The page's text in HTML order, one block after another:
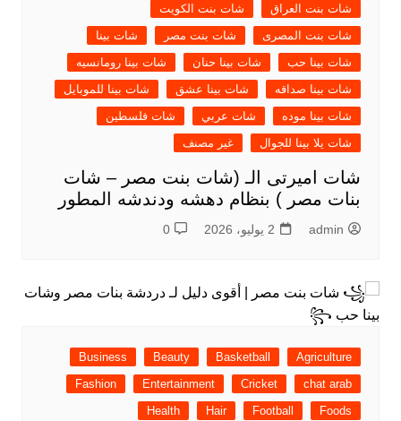
شات بنت العراق
شات بنت الكويت
شات بنت المصرى
شات بنت مصر
شات بينا
شات بينا حب
شات بينا حنان
شات بينا رومانسيه
شات بينا صداقه
شات بينا عشق
شات بينا للموبايل
شات بينا موده
شات عربي
شات فلسطين
شات يلا بينا للجوال
غير مصنف
شات اميرتى الـ (شات بنت مصر – شات
بنات مصر ) بنظام دهشه ودندشه المطور
admin 2 يوليو، 2026 0
Agriculture
Basketball
Beauty
Business
chat arab
Cricket
Entertainment
Fashion
Foods
Football
Hair
Health